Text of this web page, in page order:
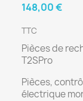
148,00 €
TTC
Pièces de
T2SPro
Pièces,
électrique